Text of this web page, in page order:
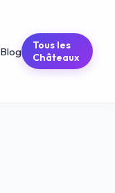
Blog
Tous les
Châteaux